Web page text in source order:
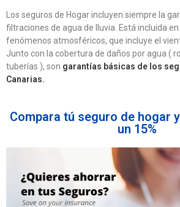
Los seguros de Hogar incluyen siempre la
filtraciones de agua de lluvia. Está incluida
fenómenos atmosféricos, que incluye el
Junto con la cobertura de daños por agua (
tuberías ), son garantías básicas de los
Canarias.
Compara tú seguro de hogar
un 15%